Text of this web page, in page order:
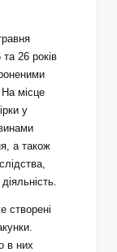
26 років
місце
у
а також
створені
в них